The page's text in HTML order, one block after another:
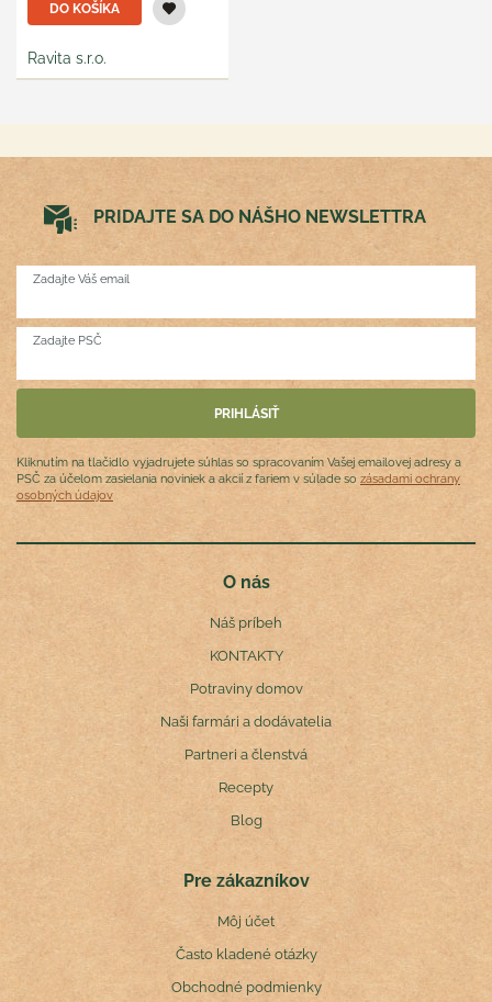
DO KOŠÍKA
Ravita s.r.o.
PRIDAJTE SA DO NÁŠHO NEWSLETTRA
Zadajte Váš email
Zadajte PSČ
Kliknutím na tlačidlo vyjadrujete súhlas so spracovaním Vašej emailovej adresy a
PSČ za účelom zasielania noviniek a akcií z fariem v súlade so zásadami ochrany
osobných údajov
O nás
Náš príbeh
KONTAKTY
Potraviny domov
Naši farmári a dodávatelia
Partneri a členstvá
Recepty
Blog
Pre zákazníkov
Môj účet
Často kladené otázky
Obchodné podmienky